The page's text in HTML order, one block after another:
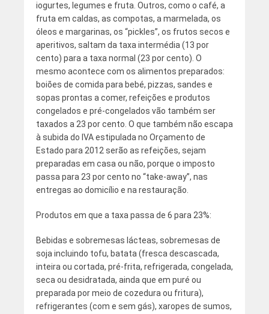
iogurtes, legumes e fruta. Outros, como o café, a
fruta em caldas, as compotas, a marmelada, os
óleos e margarinas, os “pickles”, os frutos secos e
aperitivos, saltam da taxa intermédia (13 por
cento) para a taxa normal (23 por cento). O
mesmo acontece com os alimentos preparados:
boiões de comida para bebé, pizzas, sandes e
sopas prontas a comer, refeições e produtos
congelados e pré-congelados vão também ser
taxados a 23 por cento. O que também não escapa
à subida do IVA estipulada no Orçamento de
Estado para 2012 serão as refeições, sejam
preparadas em casa ou não, porque o imposto
passa para 23 por cento no “take-away”, nas
entregas ao domicílio e na restauração.
Produtos em que a taxa passa de 6 para 23%:
Bebidas e sobremesas lácteas, sobremesas de
soja incluindo tofu, batata (fresca descascada,
inteira ou cortada, pré-frita, refrigerada, congelada,
seca ou desidratada, ainda que em puré ou
preparada por meio de cozedura ou fritura),
refrigerantes (com e sem gás), xaropes de sumos,